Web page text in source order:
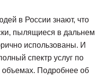
в России знают, что
пылящиеся в дальнем
использованы. И
спектр услуг по
объемах. Подробнее об